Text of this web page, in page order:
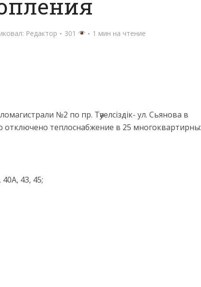
Редактор 301 1 мин на чтение
№2 по пр. Тәуелсіздік- ул. Сьянова в
отключено теплоснабжение в 25
43, 45;